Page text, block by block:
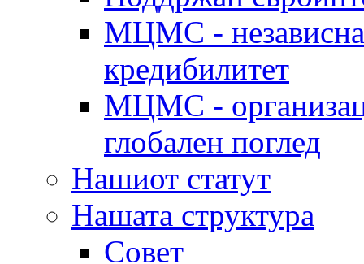
МЦМС - независна
кредибилитет
МЦМС -
глобален поглед
Нашиот статут
Нашата структура
Совет